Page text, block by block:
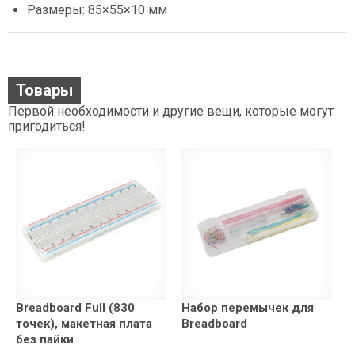
Размеры: 85×55×10 мм
Товары
Первой необходимости и другие вещи, которые могут
пригодиться!
Breadboard Full (830
точек), макетная плата
без пайки
Набор перемычек для
Breadboard